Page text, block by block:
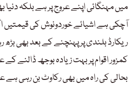
میں مہنگائی اپنے عروج پر ہے بلکہ
آچکی ہے اشیائے خوردونوش کی
ریکارڈ بلندی پر پہنچنے کے بعد بھی بڑھ
کمزور اقوام پر بہت زیادہ بوجھ ڈالنے
بحالی کی راہ میں بھی رکاوٹ بن رہی